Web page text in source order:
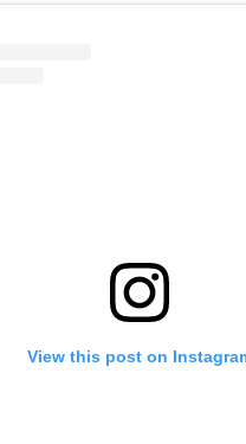
View this post on